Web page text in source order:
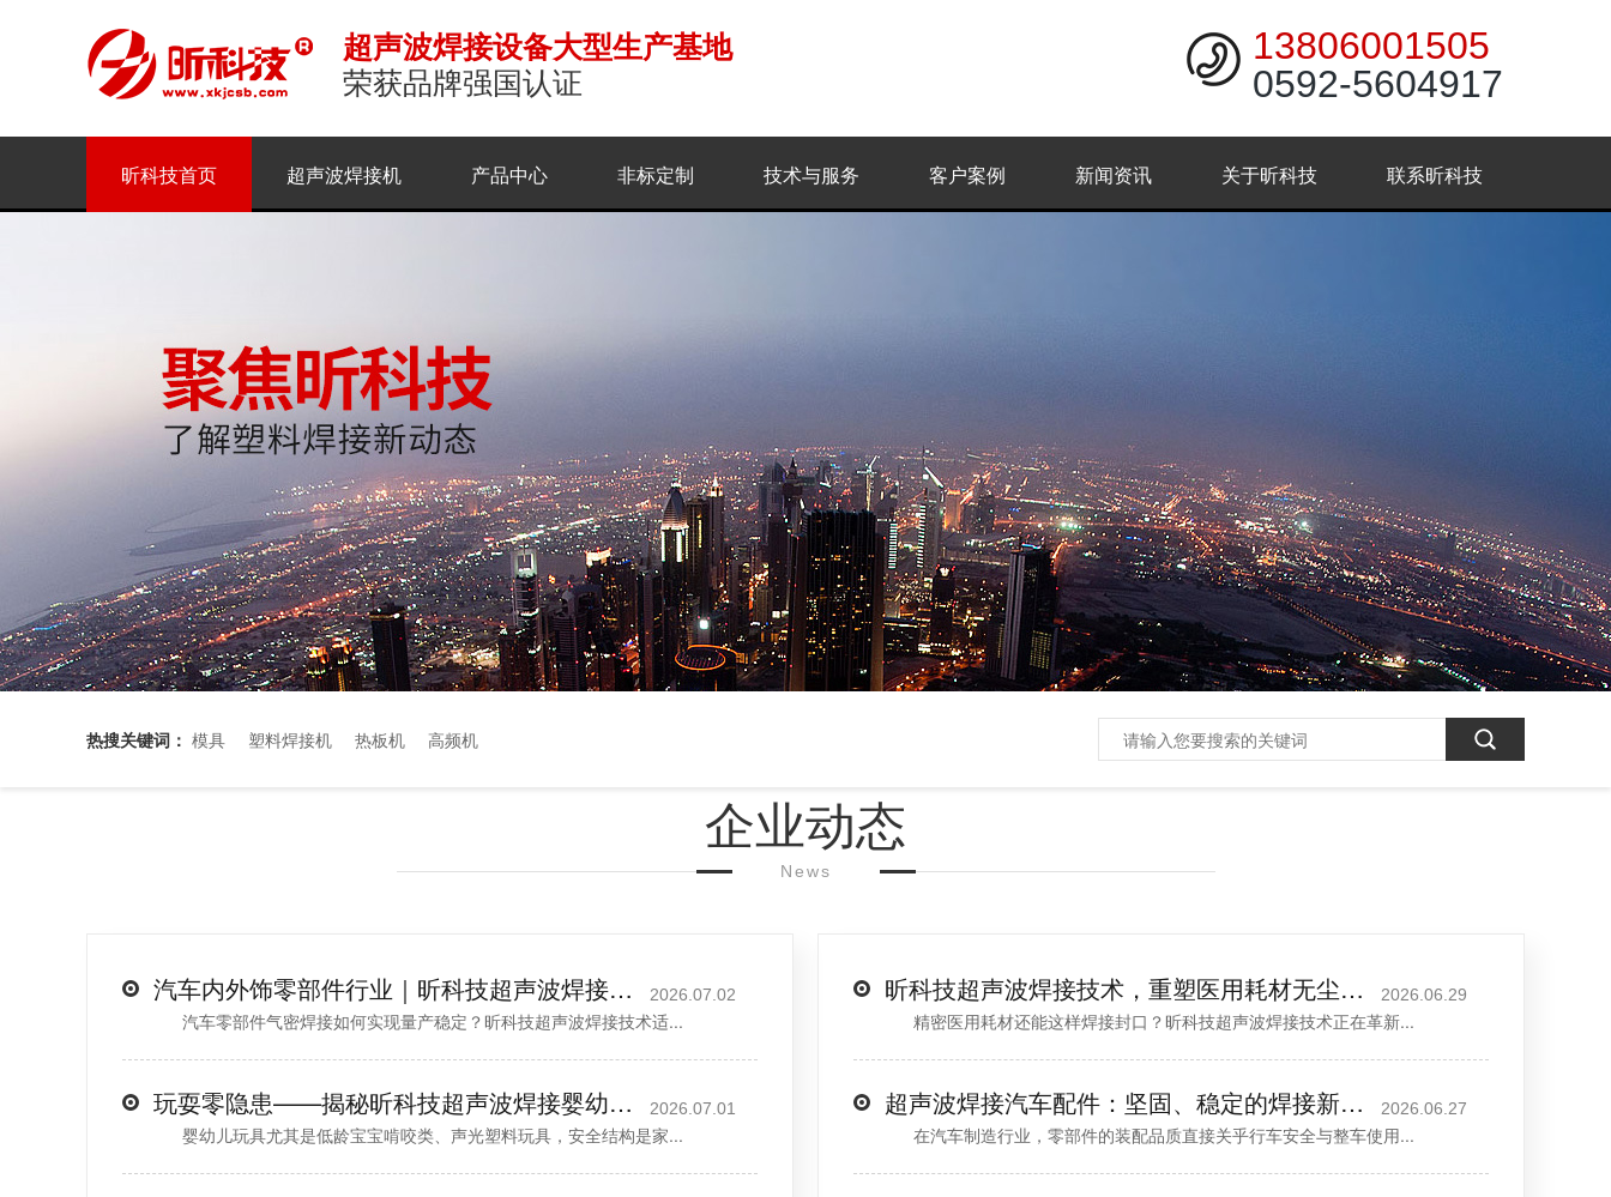
超声波焊接设备大型生产基地
荣获品牌强国认证
13806001505
0592-5604917
昕科技首页 超声波焊接机 产品中心 非标定制 技术与服务 客户案例 新闻资讯 关于昕科技 联系昕科技
热搜关键词： 模具 塑料焊接机 热板机 高频机
企业动态
News
汽车内外饰零部件行业｜昕科技超声波焊接，满足车企高标准气密焊接需求 2026.07.02
汽车零部件气密焊接如何实现量产稳定？昕科技超声波焊接技术适...
玩耍零隐患——揭秘昕科技超声波焊接婴幼儿塑料玩具核心优势 2026.07.01
婴幼儿玩具尤其是低龄宝宝啃咬类、声光塑料玩具，安全结构是家...
昕科技超声波焊接技术，重塑医用耗材无尘精密熔接标准 2026.06.29
精密医用耗材还能这样焊接封口？昕科技超声波焊接技术正在革新...
超声波焊接汽车配件：坚固、稳定的焊接新选择 2026.06.27
在汽车制造行业，零部件的装配品质直接关乎行车安全与整车使用...